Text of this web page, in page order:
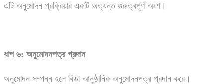
এটি অনুমোদন প্রক্রিয়ার একটি অত্যন্ত গুরুত্বপূর্ণ অংশ।
ধাপ ৬: অনুমোদনপত্র প্রদান
অনুমোদন সম্পন্ন হলে বিডা আনুষ্ঠানিক অনুমোদনপত্র প্রদান করে।